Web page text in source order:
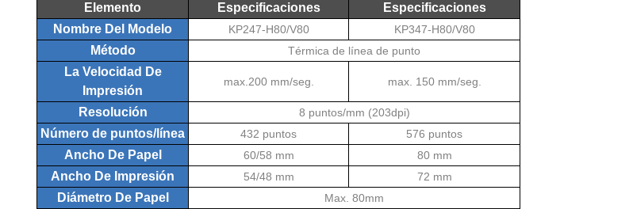
Elemento Especificaciones
Especificaciones
Nombre Del Modelo
KP247-H80/V80 KP347-H80/V80
Método Térmica de línea de punto
La Velocidad De
Impresión
max.200 mm/seg. max. 150 mm/seg.
Resolución 8 puntos/mm (203dpi)
Número de puntos/línea 432 puntos 576 puntos
Ancho De Papel 60/58 mm 80 mm
Ancho De Impresión 54/48 mm 72 mm
Diámetro De Papel Max. 80mm